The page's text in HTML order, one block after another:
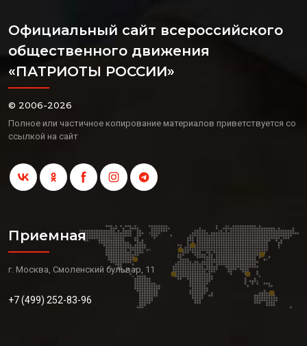
Официальный сайт всероссийского
общественного движения
«ПАТРИОТЫ РОССИИ»
© 2006-2026
Полное или частичное копирование материалов приветствуется со
ссылкой на сайт
Приемная
г. Москва, Смоленский бульвар, 11
+7 (499) 252-83-96